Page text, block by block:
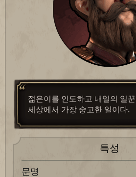
젊은이를 인도하고 내일의 일
세상에서 가장 숭고한 일이다.
특성
문명